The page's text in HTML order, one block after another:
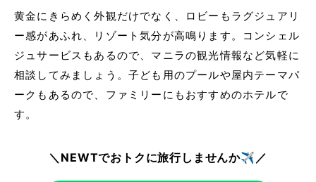
黄金にきらめく外観だけでなく、ロビーもラグジュアリ
ー感があふれ、リゾート気分が高鳴ります。コンシェル
ジュサービスもあるので、マニラの観光情報など気軽に
相談してみましょう。子ども用のプールや屋内テーマパ
ークもあるので、ファミリーにもおすすめのホテルで
す。
＼NEWTでおトクに旅行しませんか✈️／